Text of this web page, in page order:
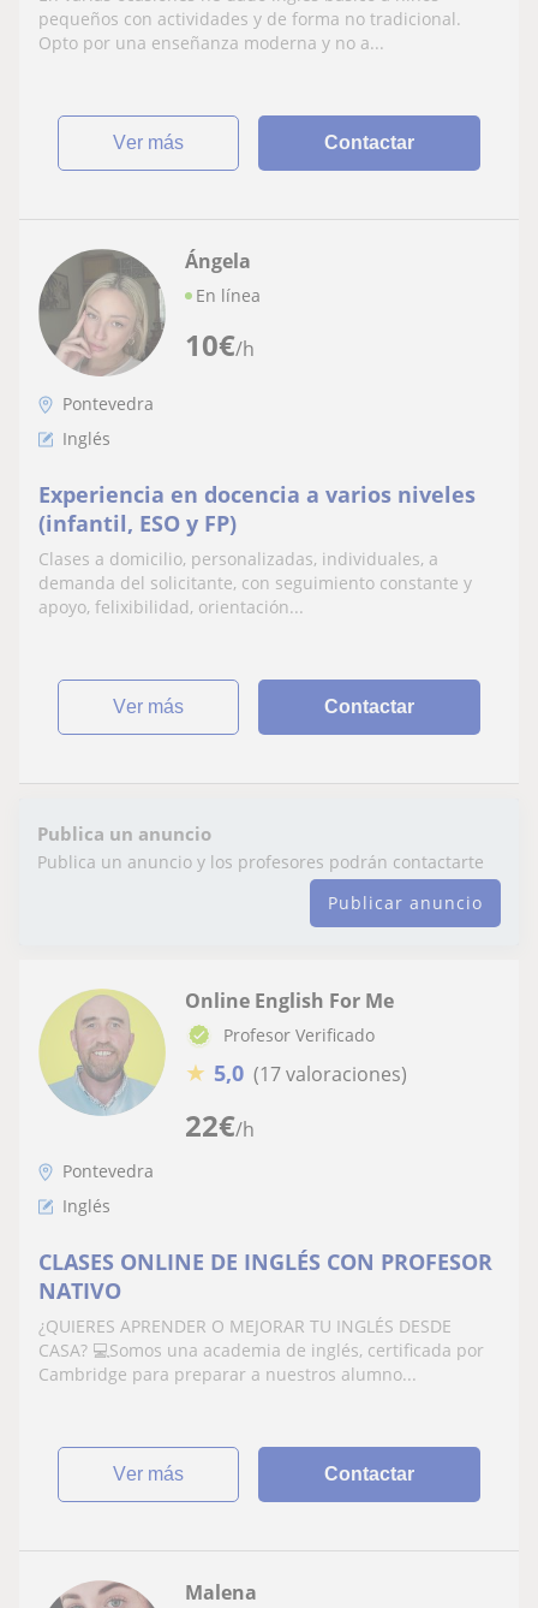
pequeños con actividades y de forma no tradicional.
Opto por una enseñanza moderna y no a...
ver más Contactar
10€/h
Ángela
En línea
Pontevedra
Inglés
Experiencia en docencia a varios niveles
(infantil, ESO y FP)
Clases a domicilio, personalizadas, individuales, a
demanda del solicitante, con seguimiento constante y
apoyo, felixibilidad, orientación...
ver más Contactar
Publica un anuncio
Publica un anuncio y los profesores podrán contactarte
Publicar anuncio
22€/h
Online English For Me
Profesor Verificado
★ 5,0 (17 valoraciones)
Pontevedra
Inglés
CLASES ONLINE DE INGLÉS CON PROFESOR
NATIVO
¿QUIERES APRENDER O MEJORAR TU INGLÉS DESDE
CASA? 💻Somos una academia de inglés, certificada por
Cambridge para preparar a nuestros alumno...
ver más Contactar
Malena